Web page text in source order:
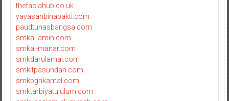
thefaciahub.co.uk
yayasanbinabakti.com
paudtunasbangsa.com
smkal-amin.com
smkal-manar.com
smkdarulamal.com
smkitpasundan.com
smkpgrikamal.com
smktarbiyatululum.com